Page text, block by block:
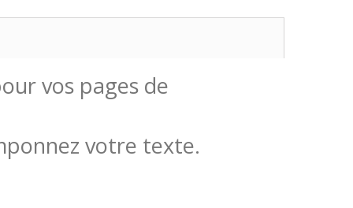
vos pages de
votre texte.